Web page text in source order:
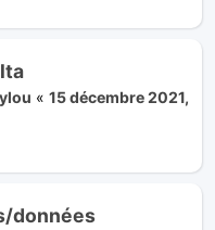
« 15 décembre 2021,
données